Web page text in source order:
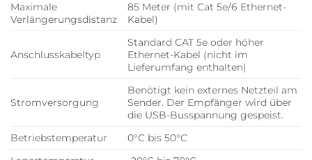
Maximale
Verlängerungsdistanz
85 Meter (mit Cat 5e/6 Ethernet-
Kabel)
Anschlusskabeltyp
Standard CAT 5e oder höher
Ethernet-Kabel (nicht im
Lieferumfang enthalten)
Stromversorgung
Benötigt kein externes Netzteil am
Sender. Der Empfänger wird über
die USB-Busspannung gespeist.
Betriebstemperatur
0°C bis 50°C